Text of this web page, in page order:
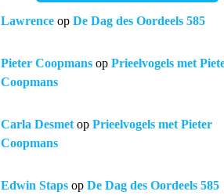
Lawrence op De Dag des Oordeels 585
Pieter Coopmans op Prieelvogels met
Coopmans
Carla Desmet op Prieelvogels met Pieter
Coopmans
Edwin Staps op De Dag des Oordeels 585